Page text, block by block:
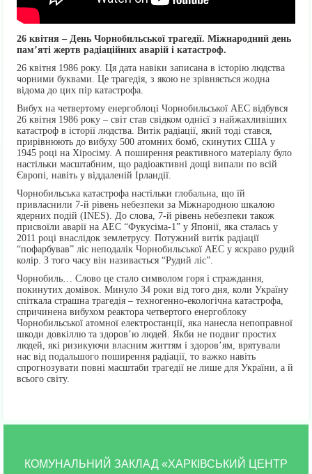
26 квітня – День Чорнобильської трагедії. Міжнародний день
пам’яті жертв радіаційних аварій і катастроф.
26 квітня 1986 року. Ця дата навіки записана в історію людства
чорними буквами. Це трагедія, з якою не зрівняється жодна
відома до цих пір катастрофа.
Вибух на четвертому енергоблоці Чорнобильської АЕС відбувся
26 квітня 1986 року – світ став свідком однієї з найжахливіших
катастроф в історії людства. Витік радіації, який тоді стався,
прирівнюють до вибуху 500 атомних бомб, скинутих США у
1945 році на Хіросіму. А поширення реактивного матеріалу було
настільки масштабним, що радіоактивні дощі випали по всій
Європі, навіть у віддаленій Ірландії.
Чорнобильська катастрофа настільки глобальна, що їй
привласнили 7-й рівень небезпеки за Міжнародною шкалою
ядерних подій (INES). До слова, 7-й рівень небезпеки також
присвоїли аварії на АЕС “Фукусіма-1” у Японії, яка сталась у
2011 році внаслідок землетрусу. Потужний витік радіації
“пофарбував” ліс неподалік Чорнобильської АЕС у яскраво рудий
колір. З того часу він називається “Рудий ліс”.
Чорнобиль… Слово це стало символом горя і страждання,
покинутих домівок. Минуло 34 роки від того дня, коли Україну
спіткала страшна трагедія – техногенно-екологічна катастрофа,
спричинена вибухом реактора четвертого енергоблоку
Чорнобильської атомної електростанції, яка нанесла непоправної
шкоди довкіллю та здоров’ю людей. Якби не подвиг простих
людей, які ризикуючи власним життям і здоров’ям, врятували
нас від подальшого поширення радіації, то важко навіть
спрогнозувати повні масштаби трагедії не лише для України, а й
всього світу.
КОМУНАЛЬНИЙ ЗАКЛАД «ХАРКІВСЬКИЙ ЦЕНТР